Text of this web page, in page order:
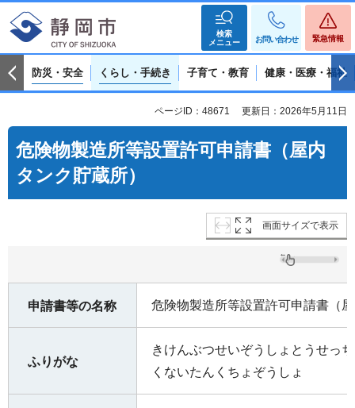
検索
メニュー
お問い合わせ 緊急情報
防災・安全 くらし・手続き 子育て・教育 健康・医療・福祉
ページID：48671 更新日：2026年5月11日
危険物製造所等設置許可申請書（屋内
タンク貯蔵所）
画面サイズで表示
申請書等の名称 危険物製造所等設置許可申請書（
ふりがな
きけんぶつせいぞうしょとうせっ
くないたんくちょぞうしょ